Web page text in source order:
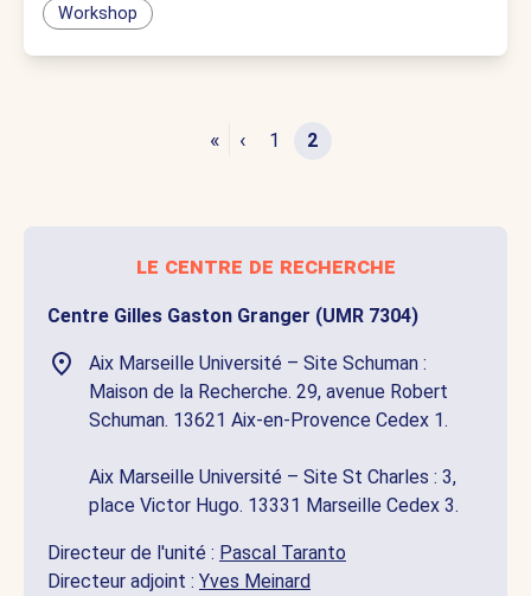
Workshop
« ‹ 1 2
le centre de recherche
Centre Gilles Gaston Granger (UMR 7304)
Aix Marseille Université – Site Schuman :
Maison de la Recherche. 29, avenue Robert
Schuman. 13621 Aix-en-Provence Cedex 1.
Aix Marseille Université – Site St Charles : 3,
place Victor Hugo. 13331 Marseille Cedex 3.
Directeur de l'unité : Pascal Taranto
Directeur adjoint : Yves Meinard